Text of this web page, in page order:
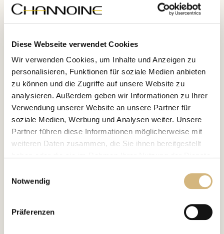
Diese Webseite verwendet Cookies
Wir verwenden Cookies, um Inhalte und Anzeigen zu
personalisieren, Funktionen für soziale Medien anbieten
zu können und die Zugriffe auf unsere Website zu
analysieren. Außerdem geben wir Informationen zu Ihrer
Verwendung unserer Website an unsere Partner für
soziale Medien, Werbung und Analysen weiter. Unsere
Partner führen diese Informationen möglicherweise mit
weiteren Daten zusammen, die Sie ihnen bereitgestellt
und im
mehr darüber, wer wir sind, wie Sie uns
kontaktieren können und wie wir personenbezogene
Notwendig
Präferenzen
Formulation
Artikelnr. 12220 · 60 ml
verwöhnt die Haut mit wertvollsten Multi-Target-Intensiv-Additiven.